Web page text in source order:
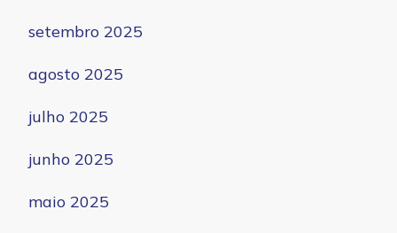
setembro 2025
agosto 2025
julho 2025
junho 2025
maio 2025